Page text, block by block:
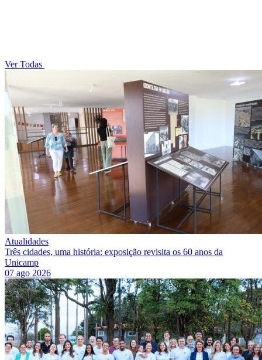
Ver Todas
Atualidades
Três cidades, uma história: exposição revisita os 60 anos da
Unicamp
07 ago 2026